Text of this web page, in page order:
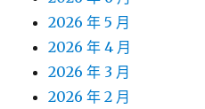
2026 年 5 月
2026 年 4 月
2026 年 3 月
2026 年 2 月